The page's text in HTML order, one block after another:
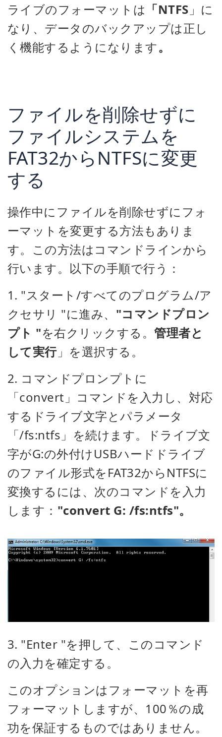
ライブのフォーマットは 「NTFS 」に
なり、データのバックアップは正し
く機能するようになります。
ファイルを削除せずに
ファイルシステムを
FAT32からNTFSに変更
する
操作中にファイルを削除せずにフォ
ーマットを変更する方法もありま
す。この方法はコマンドラインから
行います。以下の手順で行う：
1. "スタート/すべてのプログラム/ア
クセサリ "に進み、 "コマンドプロン
プト "を右クリックする。管理者と
して実行」を選択する。
2. コマンドプロンプトに
「convert」コマンドを入力し、対応
するドライブ文字とパラメータ
「/fs:ntfs」を続けます。ドライブ文
字がG:の外付けUSBハードドライブ
のファイル形式をFAT32からNTFSに
変換するには、次のコマンドを入力
します： "convert G: /fs:ntfs"。
3. "Enter "を押して、このコマンド
の入力を確定する。
このオプションはフォーマットを再
フォーマットしますが、100％の成
功を保証するものではありません。